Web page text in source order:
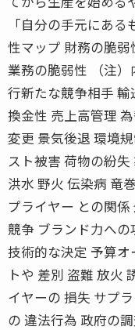
「自分の手元にあ
性マップ 財務の脆
業務の脆弱性 （注
行新たな競争相手
換金性 売上高管理
変更 景気後退 環境
スト被害 荷物の紛
洪水 野火 伝染病 竜
プライヤー との関
競争 ブランド力へ
技術的な決定 予算
トや 差別 盗難 放火
イヤーの 損失 サプ
の 違法行為 政府の